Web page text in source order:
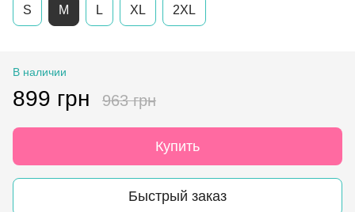
S M L XL 2XL
В наличии
899 грн 963 грн
Купить
Быстрый заказ